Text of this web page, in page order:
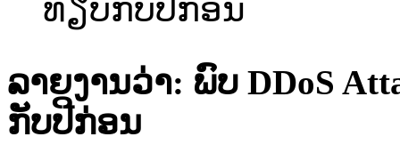
ທຽບກັບປີກ່ອນ
ລາຍງານວ່າ: ພົບ DDoS
ກັບປີກ່ອນ